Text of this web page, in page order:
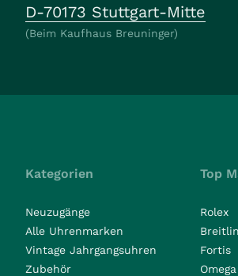
D-70173 Stuttgart-Mitte
(Beim Kaufhaus Breuninger)
Kategorien
Neuzugänge
Alle Uhrenmarken
Vintage Jahrgangsuhren
Zubehör
Top
Rolex
Fortis
Omega